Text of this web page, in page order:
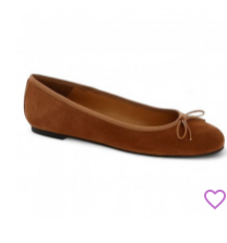
favorite_border